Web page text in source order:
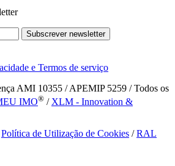
Subscrever newsletter
e Termos de serviço
AMI 10355 / APEMIP 5259 / Todos os
IMO® / XLM - Innovation &
Política de Utilização de Cookies /RAL